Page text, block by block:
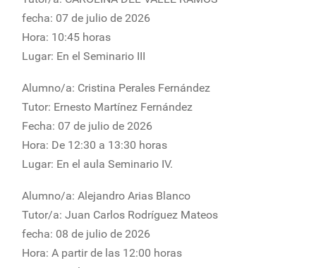
fecha: 07 de julio de 2026
Hora: 10:45 horas
Lugar: En el Seminario III
Alumno/a: Cristina Perales Fernández
Tutor: Ernesto Martínez Fernández
Fecha: 07 de julio de 2026
Hora: De 12:30 a 13:30 horas
Lugar: En el aula Seminario IV.
Alumno/a: Alejandro Arias Blanco
Tutor/a: Juan Carlos Rodríguez Mateos
fecha: 08 de julio de 2026
Hora: A partir de las 12:00 horas